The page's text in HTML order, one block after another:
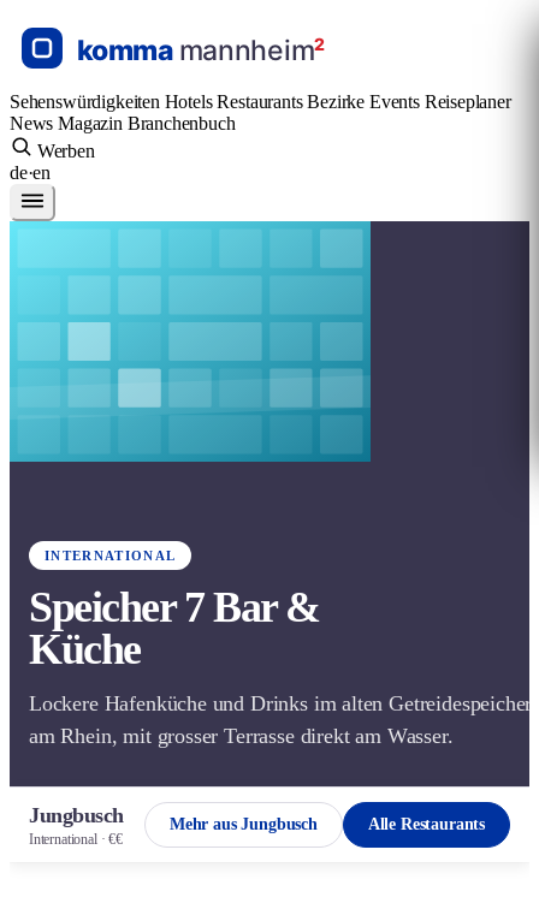
Sehenswürdigkeiten HotelsRestaurantsBezirke Events Reiseplaner
NewsMagazin Branchenbuch
Werben
de·en
INTERNATIONAL
Speicher 7 Bar &
Küche
Lockere Hafenküche und Drinks im alten Getreidespeicher
am Rhein, mit grosser Terrasse direkt am Wasser.
Jungbusch
International · €€
Mehr aus Jungbusch Alle Restaurants